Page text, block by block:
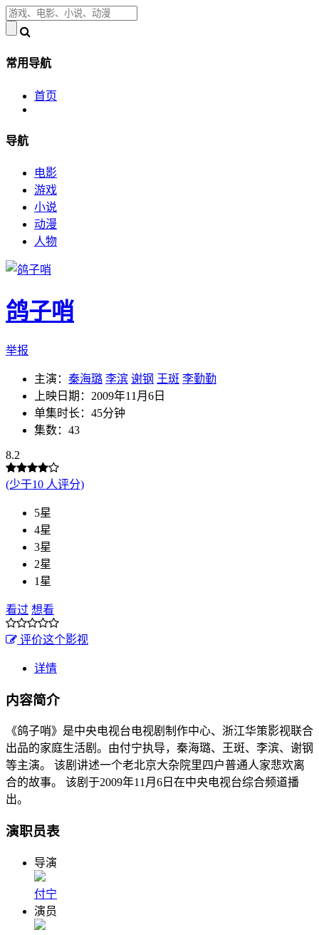
常用导航
首页
导航
电影
游戏
小说
动漫
人物
鸽子哨
举报
主演： 秦海璐 李滨 谢钢 王斑 李勤勤
上映日期：2009年11月6日
单集时长：45分钟
集数：43
8.2
(少于10 人评分)
5星
4星
3星
2星
1星
看过 想看
评价这个影视
详情
内容简介
《鸽子哨》是中央电视台电视剧制作中心、浙江华策影视联合
出品的家庭生活剧。由付宁执导，秦海璐、王斑、李滨、谢钢
等主演。 该剧讲述一个老北京大杂院里四户普通人家悲欢离
合的故事。 该剧于2009年11月6日在中央电视台综合频道播
出。
演职员表
导演
付宁
演员